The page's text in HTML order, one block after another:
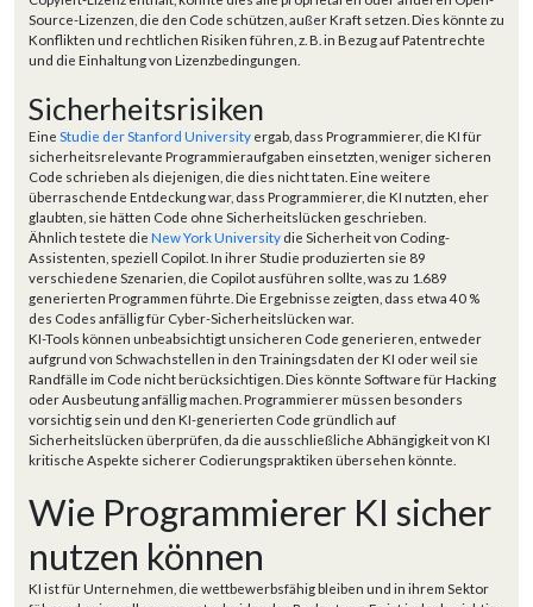
Source-Lizenzen, die den Code schützen, außer Kraft setzen. Dies könnte zu
Konflikten und rechtlichen Risiken führen, z. B. in Bezug auf Patentrechte
und die Einhaltung von Lizenzbedingungen.
Sicherheitsrisiken
Eine Studie der Stanford University ergab, dass Programmierer, die KI für
sicherheitsrelevante Programmieraufgaben einsetzten, weniger sicheren
Code schrieben als diejenigen, die dies nicht taten. Eine weitere
überraschende Entdeckung war, dass Programmierer, die KI nutzten, eher
glaubten, sie hätten Code ohne Sicherheitslücken geschrieben.
Ähnlich testete die New York University die Sicherheit von Coding-
Assistenten, speziell Copilot. In ihrer Studie produzierten sie 89
verschiedene Szenarien, die Copilot ausführen sollte, was zu 1.689
generierten Programmen führte. Die Ergebnisse zeigten, dass etwa 40 %
des Codes anfällig für Cyber-Sicherheitslücken war.
KI-Tools können unbeabsichtigt unsicheren Code generieren, entweder
aufgrund von Schwachstellen in den Trainingsdaten der KI oder weil sie
Randfälle im Code nicht berücksichtigen. Dies könnte Software für Hacking
oder Ausbeutung anfällig machen. Programmierer müssen besonders
vorsichtig sein und den KI-generierten Code gründlich auf
Sicherheitslücken überprüfen, da die ausschließliche Abhängigkeit von KI
kritische Aspekte sicherer Codierungspraktiken übersehen könnte.
Wie Programmierer KI sicher
nutzen können
KI ist für Unternehmen, die wettbewerbsfähig bleiben und in ihrem Sektor